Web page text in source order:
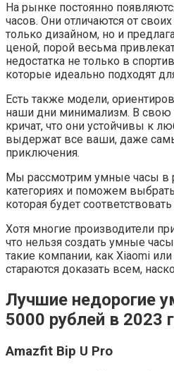
На рынке постоянно
часов. Они отличаются от
только дизайном, но и
ценой, порой весьма
недостатка не только в
которые идеально подходят
Есть также модели,
наши дни минимализм. В свою
кричат, что они устойчивы к
выдержат все ваши, даже
приключения.
Мы рассмотрим умные часы в
категориях и поможем
которая будет
Хотя многие производители
что нельзя создать умные
такие компании, как Xiaomi
стараются доказать всем,
Лучшие недорогие
5000 рублей в 2023
Amazfit Bip U Pro